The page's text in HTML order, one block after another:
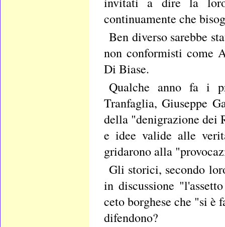
continuamente che
Ben diverso sarebbe
non conformisti come
Di Biase.
Qualche anno fa i
Tranfaglia, Giuseppe
della "denigrazione dei
e idee valide alle
gridarono alla
Gli storici, secondo
in discussione
ceto borghese che "si
difendono?